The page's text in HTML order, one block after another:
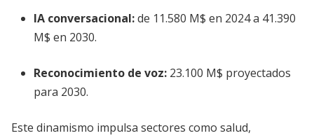
IA conversacional:de 11.580 M$ en 2024 a 41.390
M$ en 2030.
Reconocimiento de voz: 23.100 M$ proyectados
para 2030.
Este dinamismo impulsa sectores como salud,